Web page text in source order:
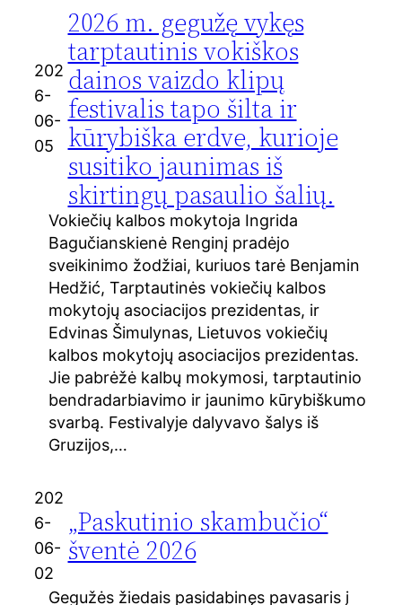
202
6-
06-
05
2026 m. gegužę vykęs
tarptautinis vokiškos
dainos vaizdo klipų
festivalis tapo šilta ir
kūrybiška erdve, kurioje
susitiko jaunimas iš
skirtingų pasaulio šalių.
Vokiečių kalbos mokytoja Ingrida
Bagučianskienė Renginį pradėjo
sveikinimo žodžiai, kuriuos tarė Benjamin
Hedžić, Tarptautinės vokiečių kalbos
mokytojų asociacijos prezidentas, ir
Edvinas Šimulynas, Lietuvos vokiečių
kalbos mokytojų asociacijos prezidentas.
Jie pabrėžė kalbų mokymosi, tarptautinio
bendradarbiavimo ir jaunimo kūrybiškumo
svarbą. Festivalyje dalyvavo šalys iš
Gruzijos,…
202
6-
06-
02
„Paskutinio skambučio“
šventė 2026
Gegužės žiedais pasidabinęs pavasaris į